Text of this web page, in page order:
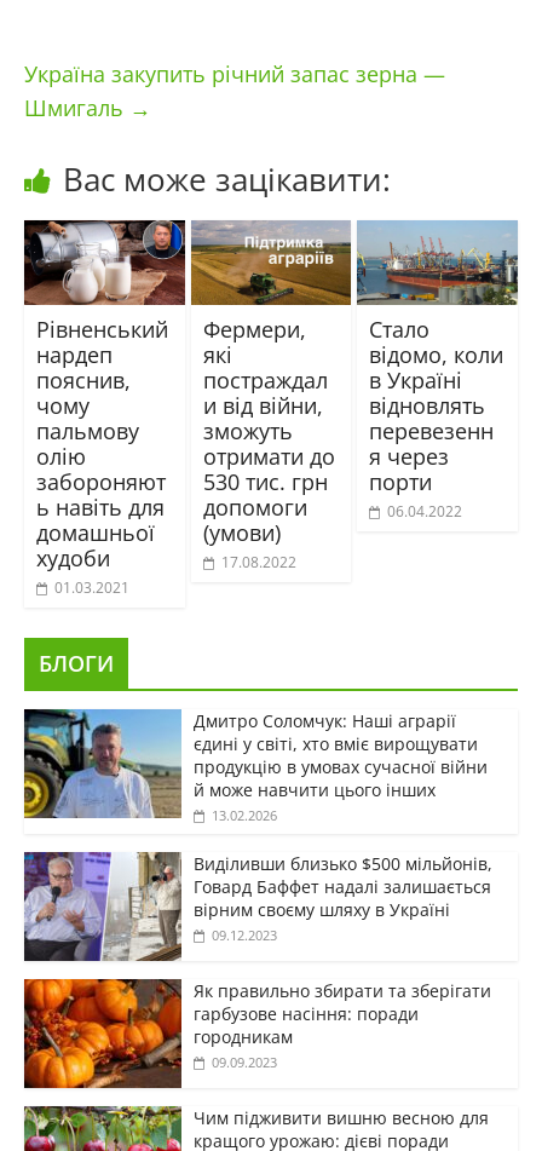
Україна закупить річний запас зерна —
Шмигаль →
Вас може зацікавити:
Рівненський
нардеп
пояснив,
чому
пальмову
олію
забороняют
ь навіть для
домашньої
худоби
01.03.2021
Фермери,
які
постраждал
и від війни,
зможуть
отримати до
530 тис. грн
допомоги
(умови)
17.08.2022
Стало
відомо, коли
в Україні
відновлять
перевезенн
я через
порти
06.04.2022
БЛОГИ
Дмитро Соломчук: Наші аграрії
єдині у світі, хто вміє вирощувати
продукцію в умовах сучасної війни
й може навчити цього інших
13.02.2026
Виділивши близько $500 мільйонів,
Говард Баффет надалі залишається
вірним своєму шляху в Україні
09.12.2023
Як правильно збирати та зберігати
гарбузове насіння: поради
городникам
09.09.2023
Чим підживити вишню весною для
кращого урожаю: дієві поради